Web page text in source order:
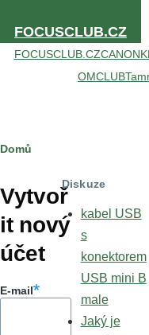
FOCUSCLUB.CZ
FOCUSCLUB.CZ
OMCLUB
Hlavní
záložky
Drobečková
navigace
Domů
Vytvoř
it nový
účet
E-mail
Diskuze
kabel USB
s
konektorem
USB mini B
male
Jaký je